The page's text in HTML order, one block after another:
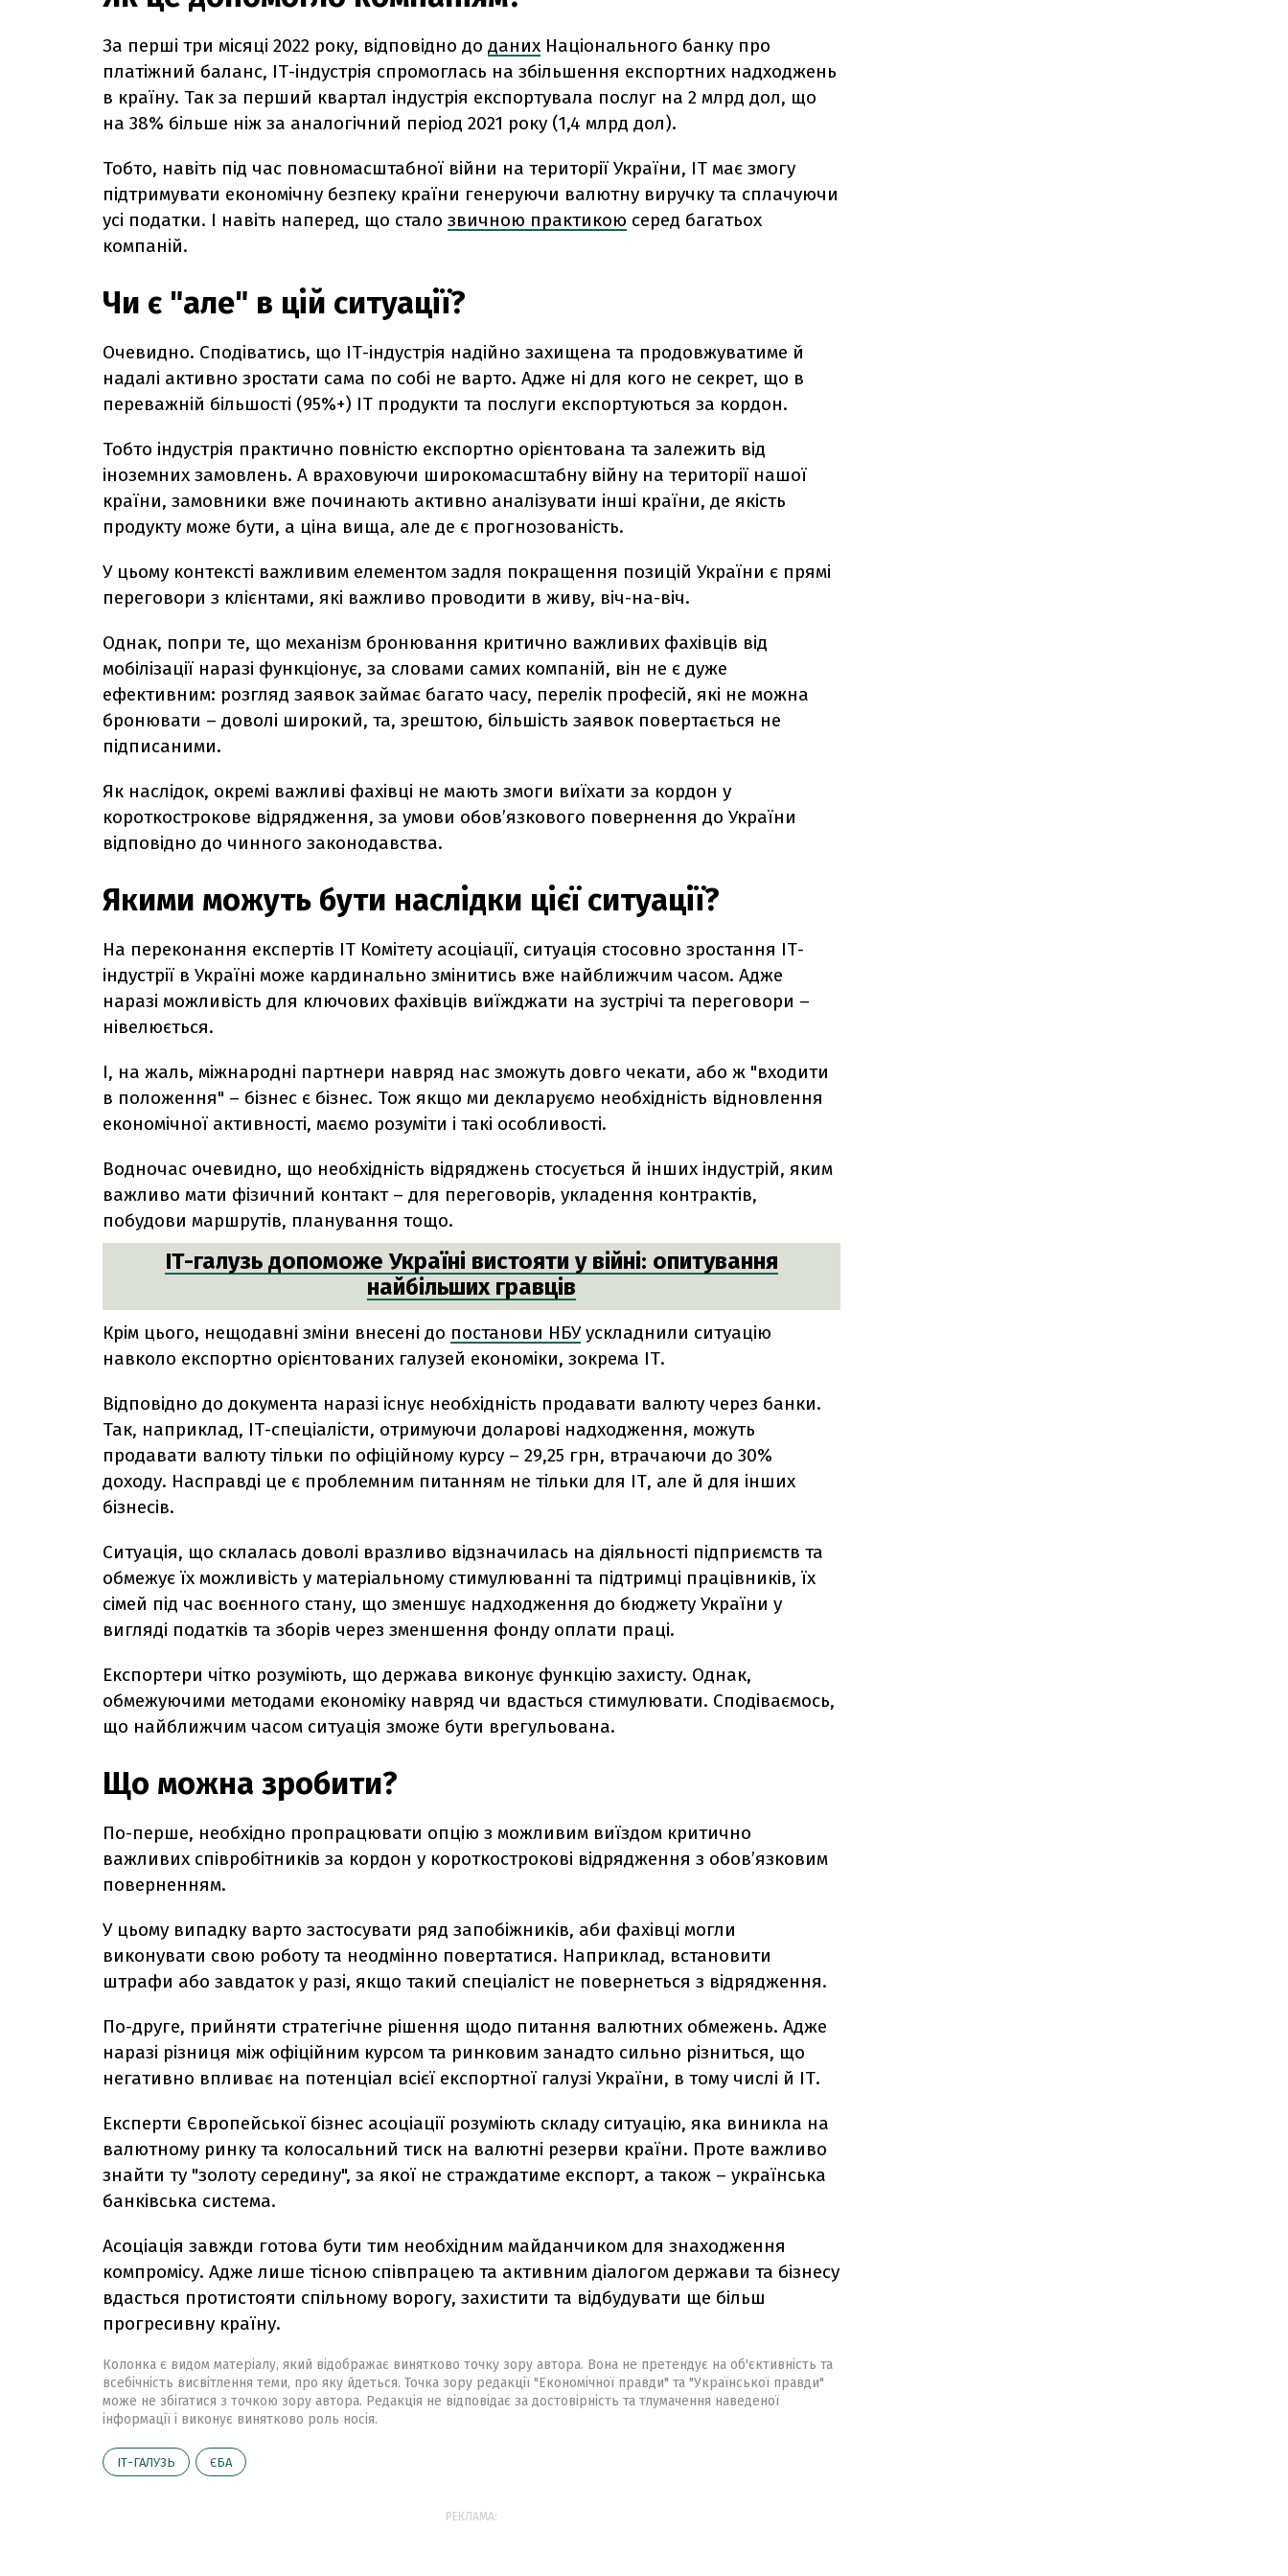
За перші три місяці 2022 року, відповідно до даних Національного банку про
платіжний баланс, ІТ-індустрія спромоглась на збільшення експортних надходжень
в країну. Так за перший квартал індустрія експортувала послуг на 2 млрд дол, що
на 38% більше ніж за аналогічний період 2021 року (1,4 млрд дол).
Тобто, навіть під час повномасштабної війни на території України, ІТ має змогу
підтримувати економічну безпеку країни генеруючи валютну виручку та сплачуючи
усі податки. І навіть наперед, що стало звичною практикою серед багатьох
компаній.
Чи є "але" в цій ситуації?
Очевидно. Сподіватись, що ІТ-індустрія надійно захищена та продовжуватиме й
надалі активно зростати сама по собі не варто. Адже ні для кого не секрет, що в
переважній більшості (95%+) ІТ продукти та послуги експортуються за кордон.
Тобто індустрія практично повністю експортно орієнтована та залежить від
іноземних замовлень. А враховуючи широкомасштабну війну на території нашої
країни, замовники вже починають активно аналізувати інші країни, де якість
продукту може бути, а ціна вища, але де є прогнозованість.
У цьому контексті важливим елементом задля покращення позицій України є прямі
переговори з клієнтами, які важливо проводити в живу, віч-на-віч.
Однак, попри те, що механізм бронювання критично важливих фахівців від
мобілізації наразі функціонує, за словами самих компаній, він не є дуже
ефективним: розгляд заявок займає багато часу, перелік професій, які не можна
бронювати – доволі широкий, та, зрештою, більшість заявок повертається не
підписаними.
Як наслідок, окремі важливі фахівці не мають змоги виїхати за кордон у
короткострокове відрядження, за умови обов’язкового повернення до України
відповідно до чинного законодавства.
Якими можуть бути наслідки цієї ситуації?
На переконання експертів ІТ Комітету асоціації, ситуація стосовно зростання ІТ-
індустрії в Україні може кардинально змінитись вже найближчим часом. Адже
наразі можливість для ключових фахівців виїжджати на зустрічі та переговори –
нівелюється.
І, на жаль, міжнародні партнери навряд нас зможуть довго чекати, або ж "входити
в положення" – бізнес є бізнес. Тож якщо ми декларуємо необхідність відновлення
економічної активності, маємо розуміти і такі особливості.
Водночас очевидно, що необхідність відряджень стосується й інших індустрій, яким
важливо мати фізичний контакт – для переговорів, укладення контрактів,
побудови маршрутів, планування тощо.
ІТ-галузь допоможе Україні вистояти у війні: опитування
найбільших гравців
Крім цього, нещодавні зміни внесені до постанови НБУускладнили ситуацію
навколо експортно орієнтованих галузей економіки, зокрема ІТ.
Відповідно до документа наразі існує необхідність продавати валюту через банки.
Так, наприклад, ІТ-спеціалісти, отримуючи доларові надходження, можуть
продавати валюту тільки по офіційному курсу – 29,25 грн, втрачаючи до 30%
доходу. Насправді це є проблемним питанням не тільки для ІТ, але й для інших
бізнесів.
Ситуація, що склалась доволі вразливо відзначилась на діяльності підприємств та
обмежує їх можливість у матеріальному стимулюванні та підтримці працівників, їх
сімей під час воєнного стану, що зменшує надходження до бюджету України у
вигляді податків та зборів через зменшення фонду оплати праці.
Експортери чітко розуміють, що держава виконує функцію захисту. Однак,
обмежуючими методами економіку навряд чи вдасться стимулювати. Сподіваємось,
що найближчим часом ситуація зможе бути врегульована.
Що можна зробити?
По-перше, необхідно пропрацювати опцію з можливим виїздом критично
важливих співробітників за кордон у короткострокові відрядження з обов’язковим
поверненням.
У цьому випадку варто застосувати ряд запобіжників, аби фахівці могли
виконувати свою роботу та неодмінно повертатися. Наприклад, встановити
штрафи або завдаток у разі, якщо такий спеціаліст не повернеться з відрядження.
По-друге, прийняти стратегічне рішення щодо питання валютних обмежень. Адже
наразі різниця між офіційним курсом та ринковим занадто сильно різниться, що
негативно впливає на потенціал всієї експортної галузі України, в тому числі й ІТ.
Експерти Європейської бізнес асоціації розуміють складу ситуацію, яка виникла на
валютному ринку та колосальний тиск на валютні резерви країни. Проте важливо
знайти ту "золоту середину", за якої не страждатиме експорт, а також – українська
банківська система.
Асоціація завжди готова бути тим необхідним майданчиком для знаходження
компромісу. Адже лише тісною співпрацею та активним діалогом держави та бізнесу
вдасться протистояти спільному ворогу, захистити та відбудувати ще більш
прогресивну країну.
Колонка є видом матеріалу, який відображає винятково точку зору автора. Вона не претендує на об'єктивність та
всебічність висвітлення теми, про яку йдеться. Точка зору редакції "Економічної правди" та "Української правди"
може не збігатися з точкою зору автора. Редакція не відповідає за достовірність та тлумачення наведеної
інформації і виконує винятково роль носія.
ІТ-ГАЛУЗЬ ЄБА
РЕКЛАМА: